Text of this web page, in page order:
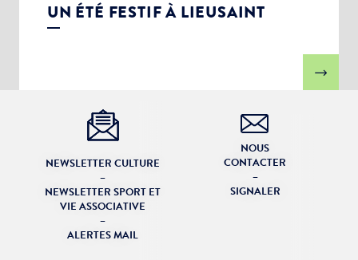
UN ÉTÉ FESTIF À LIEUSAINT
NEWSLETTER CULTURE
–
NEWSLETTER SPORT ET
VIE ASSOCIATIVE
–
ALERTES MAIL
NOUS
CONTACTER
–
SIGNALER